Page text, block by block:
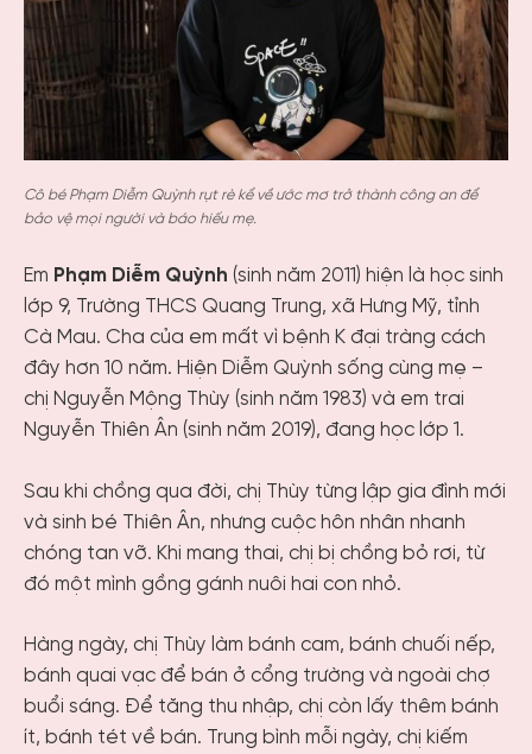
Cô bé Phạm Diễm Quỳnh rụt rè kể về ước mơ trở thành công an để
bảo vệ mọi người và báo hiếu mẹ.
Em Phạm Diễm Quỳnh (sinh năm 2011) hiện là học sinh
lớp 9, Trường THCS Quang Trung, xã Hưng Mỹ, tỉnh
Cà Mau. Cha của em mất vì bệnh K đại tràng cách
đây hơn 10 năm. Hiện Diễm Quỳnh sống cùng mẹ –
chị Nguyễn Mộng Thùy (sinh năm 1983) và em trai
Nguyễn Thiên Ân (sinh năm 2019), đang học lớp 1.
Sau khi chồng qua đời, chị Thùy từng lập gia đình mới
và sinh bé Thiên Ân, nhưng cuộc hôn nhân nhanh
chóng tan vỡ. Khi mang thai, chị bị chồng bỏ rơi, từ
đó một mình gồng gánh nuôi hai con nhỏ.
Hàng ngày, chị Thùy làm bánh cam, bánh chuối nếp,
bánh quai vạc để bán ở cổng trường và ngoài chợ
buổi sáng. Để tăng thu nhập, chị còn lấy thêm bánh
ít, bánh tét về bán. Trung bình mỗi ngày, chị kiếm